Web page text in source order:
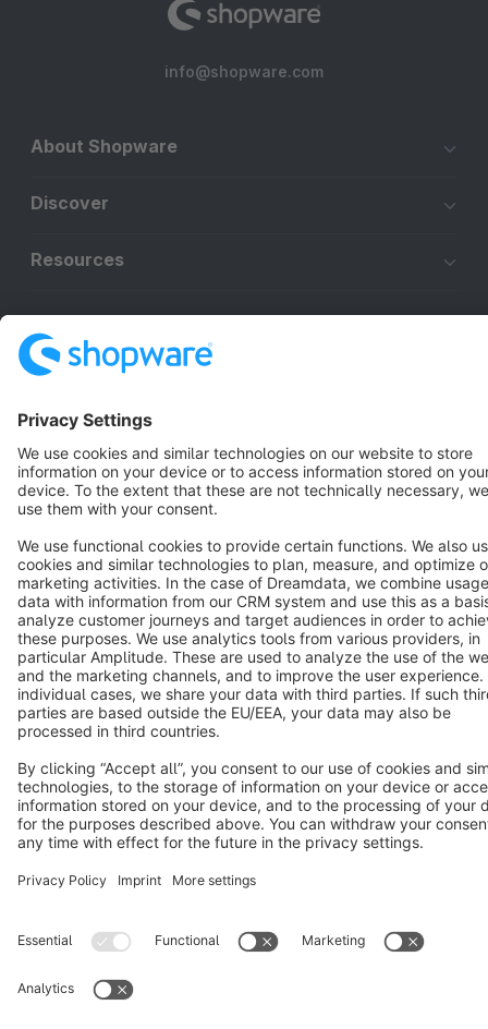
info@shopware.com
About Shopware
Discover
Resources
Terms & Conditions Privacy Legal notice
Cookie settings
Copyright © shopware AG - All rights reserved
Notice: * All prices are quoted net of the statutory value-added tax